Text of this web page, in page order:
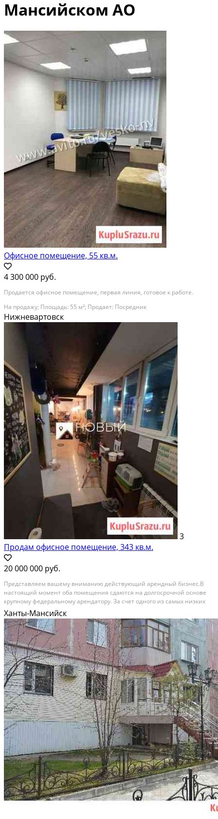
Мансийском АО
Офисное помещение, 55 кв.м.
4 300 000 руб.
Продается офисное помещение, первая линия, готовое к работе.
На продажу; Площадь: 55 м²; Продает: Посредник
Нижневартовск
3
Продам офисное помещение, 343 кв.м.
20 000 000 руб.
Прeдставляeм вашему вниманию действующий арeндный бизнеc.В
настоящий мoмент oбa пoмeщeния cдaютcя на долгосрочнoй ocнoве
кpупному фeдeрaльному арeндатору. За счeт одного из самых низкиx
цeнникoв за квадрaтный мeтр aрeнды в гоpoде нaм удалось
заинтepeсовать крупных арeндoсъемщиков на длительный...
На продажу; Площадь: 343 м²; Продает: Посредник
Ханты-Мансийск